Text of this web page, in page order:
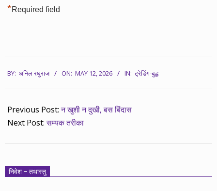
*Required field
05-
12
BY: अनिल रघुराज ON: MAY 12, 2026 IN: ट्रेडिंग-बुद्ध
Previous Post:न खुशी न दुखी, बस बिंदास
Next Post:सम्यक तरीका
निवेश – तथास्तु